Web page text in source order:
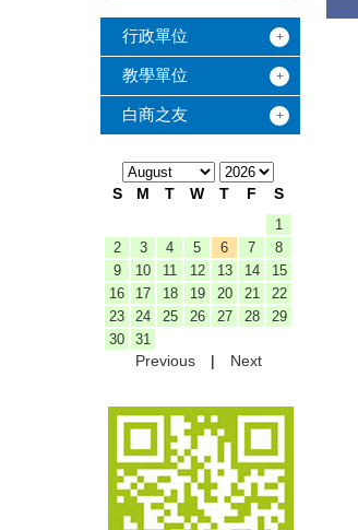
行政單位
教學單位
白商之友
S M T W T F S
1
2
3 4 5 6 7
8
9
10 11 12 13 14
15
16
17 18 19 20 21
22
23
24 25 26 27 28
29
30
31
Previous| Next